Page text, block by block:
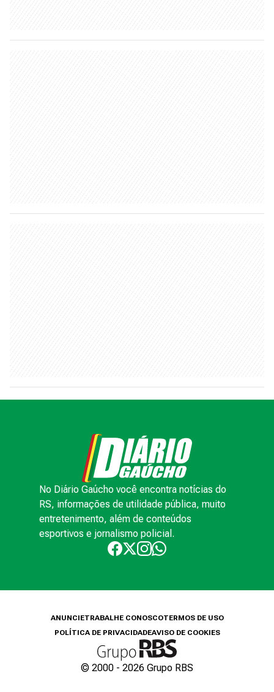
No Diário Gaúcho você encontra notícias do
RS, informações de utilidade pública, muito
entretenimento, além de conteúdos
esportivos e jornalismo policial.
ANUNCIETRABALHE CONOSCOTERMOS DE USO
POLÍTICA DE PRIVACIDADEAVISO DE COOKIES
© 2000 - 2026 Grupo RBS